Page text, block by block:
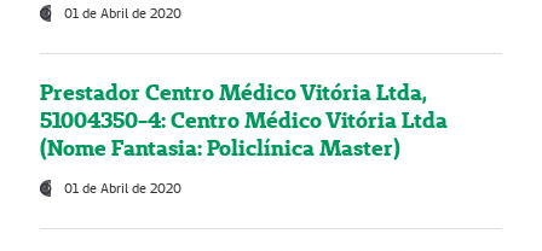
01 de Abril de 2020
Prestador Centro Médico Vitória Ltda,
51004350-4: Centro Médico Vitória Ltda
(Nome Fantasia: Policlínica Master)
01 de Abril de 2020